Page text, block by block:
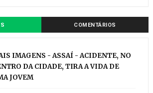
COMENTÁRIOS
IMAGENS - ASSAÍ - ACIDENTE, NO
DA CIDADE, TIRA A VIDA DE
JOVEM